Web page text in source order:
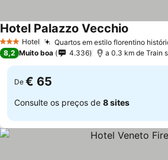
3 EstrelasHotel Quartos em estilo florentino
Hotel Palazzo Vecchio
8,2 Muito boa 4.336 a 0.3 km de Train
De € 65
Consulte os preços de 8 sites